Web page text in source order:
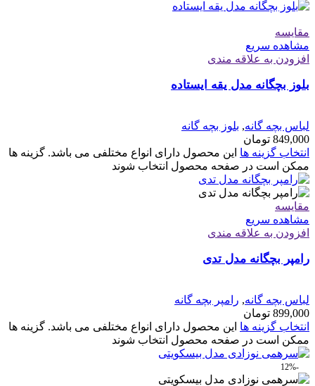
مقایسه
مشاهده سریع
افزودن به علاقه مندی
بلوز بچگانه مدل یقه ایستاده
لباس بچه گانه, بلوز بچه گانه
849,000 تومان
انتخاب گزینه ها این محصول دارای انواع مختلفی می باشد. گزینه ها
ممکن است در صفحه محصول انتخاب شوند
مقایسه
مشاهده سریع
افزودن به علاقه مندی
رامپر بچگانه مدل تدی
لباس بچه گانه, رامپر بچه گانه
899,000 تومان
انتخاب گزینه ها این محصول دارای انواع مختلفی می باشد. گزینه ها
ممکن است در صفحه محصول انتخاب شوند
-12%